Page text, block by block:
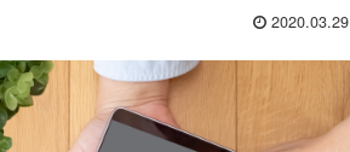
2020.03.29